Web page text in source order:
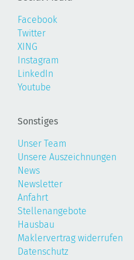
Facebook
Twitter
XING
Instagram
LinkedIn
Youtube
Sonstiges
Unser Team
Unsere Auszeichnungen
News
Newsletter
Anfahrt
Stellenangebote
Hausbau
Maklervertrag widerrufen
Datenschutz